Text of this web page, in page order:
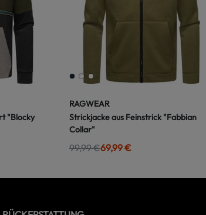
"Blocky
RAGWEAR
Strickjacke aus Feinstrick "Fabbian
Collar"
99,99 €69,99 €